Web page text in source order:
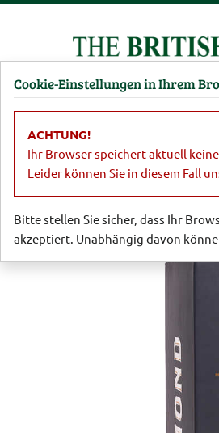
Damen Herren
Cookie-Einstellungen in Ihrem
ACHTUNG!
Ihr Browser speichert aktuell
Leider können Sie in diesem Fall
Bitte stellen Sie sicher, dass Ihr
akzeptiert. Unabhängig davon